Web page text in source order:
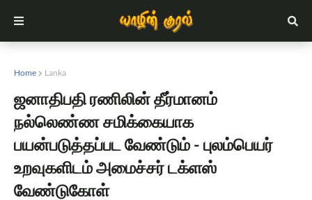
Home Lanka
ஜனாதிபதி ரணிலின் தீர்மானம்
நல்லெண்ண சமிக்கையாக
பயன்படுத்தப்பட வேண்டும் - புலம்பெயர்
உறவுகளிடம் அமைச்சர் டக்ளஸ்
வேண்டுகோள்